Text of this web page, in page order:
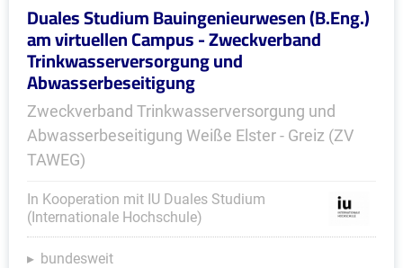
Duales Studium Bauingenieurwesen (B.Eng.)
am virtuellen Campus - Zweckverband
Trinkwasserversorgung und
Abwasserbeseitigung
Zweckverband Trinkwasserversorgung und
Abwasserbeseitigung Weiße Elster - Greiz (ZV
TAWEG)
In Kooperation mit IU Duales Studium
(Internationale Hochschule)
bundesweit